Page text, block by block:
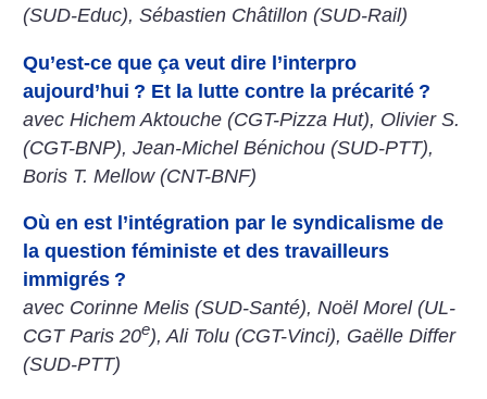
(SUD-Educ), Sébastien Châtillon (SUD-Rail)
Qu’est-ce que ça veut dire l’interpro
aujourd’hui ? Et la lutte contre la précarité ?
avec Hichem Aktouche (CGT-Pizza Hut), Olivier S.
(CGT-BNP), Jean-Michel Bénichou (SUD-PTT),
Boris T. Mellow (CNT-BNF)
Où en est l’intégration par le syndicalisme de
la question féministe et des travailleurs
immigrés ?
avec Corinne Melis (SUD-Santé), Noël Morel (UL-
CGT Paris 20e), Ali Tolu (CGT-Vinci), Gaëlle Differ
(SUD-PTT)